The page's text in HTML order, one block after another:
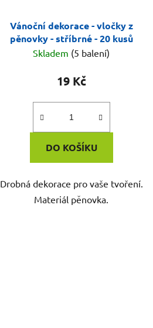
Vánoční dekorace - vločky z
pěnovky - stříbrné - 20 kusů
Skladem (5 balení)
19 Kč
DO KOŠÍKU
Drobná dekorace pro vaše tvoření.
Materiál pěnovka.